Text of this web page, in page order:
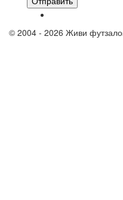
© 2004 - 2026 Живи